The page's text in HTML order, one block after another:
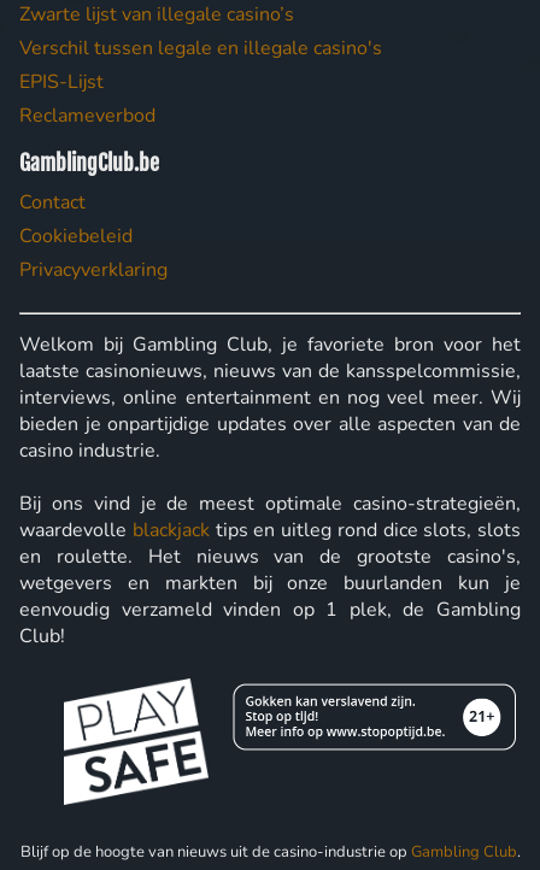
Zwarte lijst van illegale casino’s
Verschil tussen legale en illegale casino's
EPIS-Lijst
Reclameverbod
GamblingClub.be
Contact
Cookiebeleid
Privacyverklaring
Welkom bij Gambling Club, je favoriete bron voor het
laatste casinonieuws, nieuws van de kansspelcommissie,
interviews, online entertainment en nog veel meer. Wij
bieden je onpartijdige updates over alle aspecten van de
casino industrie.
Bij ons vind je de meest optimale casino-strategieën,
waardevolle blackjacktips en uitleg rond dice slots, slots
en roulette. Het nieuws van de grootste casino's,
wetgevers en markten bij onze buurlanden kun je
eenvoudig verzameld vinden op 1 plek, de Gambling
Club!
Blijf op de hoogte van nieuws uit de casino-industrie op Gambling Club.